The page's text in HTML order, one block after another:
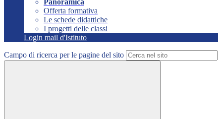
Panoramica
Offerta formativa
Le schede didattiche
I progetti delle classi
Login mail d'Istituto
Campo di ricerca per le pagine del sito